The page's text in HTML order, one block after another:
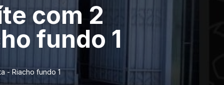
com 2
fundo 1
- Riacho fundo 1